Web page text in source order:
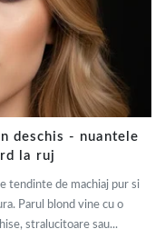
deschis - nuantele
la ruj
tendinte de machiaj pur si
Parul blond vine cu o
stralucitoare sau...